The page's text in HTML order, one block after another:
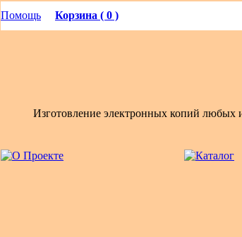
Помощь Корзина ( 0 )
Изготовление электронных копий любых